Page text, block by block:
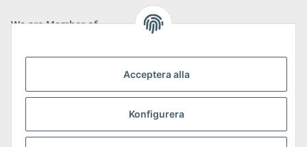
Acceptera alla
Konfigurera
We are Member of
more about Shipping & Returns